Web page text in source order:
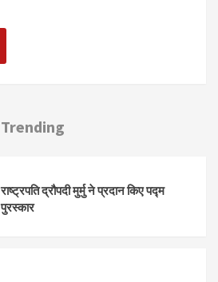
Trending
राष्ट्रपति द्रौपदी मुर्मु ने प्रदान किए पद्म
पुरस्कार